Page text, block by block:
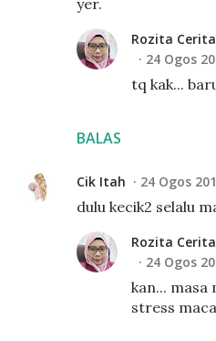
BALAS
Rozita
24 Ogos
tq kak...
Cik Itah 24 Ogos
dulu kecik2 selalu
Rozita
24 Ogos
kan... masa
stress